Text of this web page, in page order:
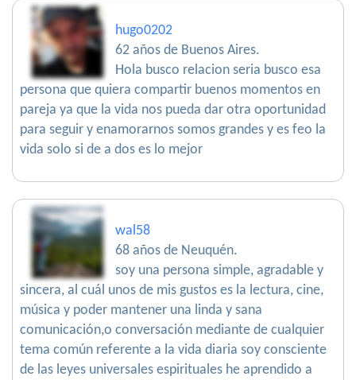
hugo0202
62 años de Buenos Aires.
Hola busco relacion seria busco esa
persona que quiera compartir buenos momentos en
pareja ya que la vida nos pueda dar otra oportunidad
para seguir y enamorarnos somos grandes y es feo la
vida solo si de a dos es lo mejor
wal58
68 años de Neuquén.
soy una persona simple, agradable y
sincera, al cuál unos de mis gustos es la lectura, cine,
música y poder mantener una linda y sana
comunicación,o conversación mediante de cualquier
tema común referente a la vida diaria soy consciente
de las leyes universales espirituales he aprendido a